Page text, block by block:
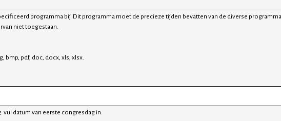
programma bij. Dit programma moet de precieze tijden bevatten van de diverse
niet toegestaan.
bmp, pdf, doc, docx, xls, xlsx.
vul datum van eerste congresdag in.